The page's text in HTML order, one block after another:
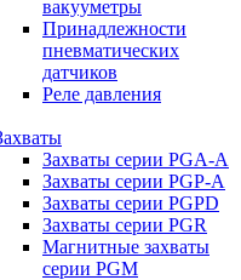
вакууметры
Принадлежности
пневматических
датчиков
Реле давления
Захваты серии PGA-A
Захваты серии PGP-A
Захваты серии PGPD
Захваты серии PGR
Магнитные захваты
серии PGM